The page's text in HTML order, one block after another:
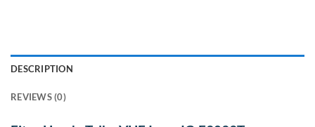
DESCRIPTION
REVIEWS (0)